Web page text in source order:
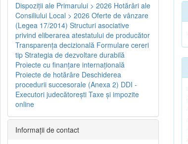
Dispoziţii ale Primarului > 2026 Hotărâri ale
Consiliului Local > 2026 Oferte de vânzare
(Legea 17/2014) Structuri asociative
privind eliberarea atestatului de producător
Transparenţa decizională Formulare cereri
tip Strategia de dezvoltare durabilă
Proiecte cu finanţare internaţională
Proiecte de hotărâre Deschiderea
procedurii succesorale (Anexa 2) DDI -
Executori judecătorești Taxe şi impozite
online
Informaţii de contact